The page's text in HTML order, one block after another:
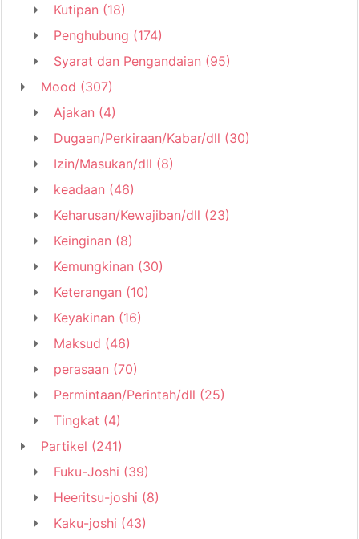
Kutipan (18)
Penghubung (174)
Syarat dan Pengandaian (95)
Mood (307)
Ajakan (4)
Dugaan/Perkiraan/Kabar/dll (30)
Izin/Masukan/dll (8)
keadaan (46)
Keharusan/Kewajiban/dll (23)
Keinginan (8)
Kemungkinan (30)
Keterangan (10)
Keyakinan (16)
Maksud (46)
perasaan (70)
Permintaan/Perintah/dll (25)
Tingkat (4)
Partikel (241)
Fuku-Joshi (39)
Heeritsu-joshi (8)
Kaku-joshi (43)